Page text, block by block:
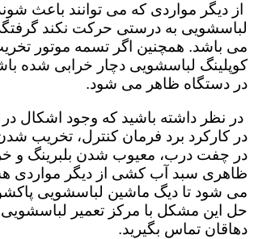
از دیگر مواردی که می توانند باعث
لباسشویی به درستی حرکت نکند
می باشد. همچنین اگر تسمه موتور
کوپلینگ لباسشویی دچار خرابی شده
در دستگاه ظاهر می شود.
در نظر داشته باشید که وجود اشکال در
در کارکرد برد فرمان کنترل، تخریب
در چفت درب، معیوب شدن بلبرینگ
ظاهری سبد آب کشی از دیگر مواردی
می شود تا دیگ ماشین لباسشویی
حل این مشکل با مرکز تعمیر لباسشویی
دهاقان تماس بگیرید.